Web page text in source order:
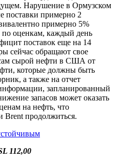
Нарушение в Ормузском
поставки примерно 2
примерно 5%
оценкам, каждый день
поставок еще на 14
сейчас обращают свое
сырой нефти в США от
которые должны быть
а также на отчет
запланированный
запасов может оказать
на нефть, что
Brent продолжиться.
112,00